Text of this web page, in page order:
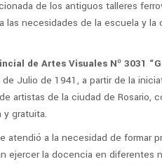
de los antiguos talleres
las necesidades de la escuela y la
de Artes Visuales Nº 3031
de Julio de 1941, a partir de la
artistas de la ciudad de Rosario,
gratuita.
atendió a la necesidad de formar
ejercer la docencia en diferentes